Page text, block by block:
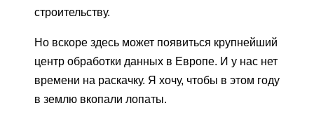
строительству.
Но вскоре здесь может появиться крупнейший
центр обработки данных в Европе. И у нас нет
времени на раскачку. Я хочу, чтобы в этом году
в землю вкопали лопаты.